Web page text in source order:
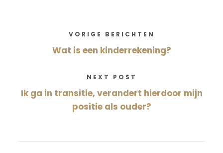
VORIGE BERICHTEN
Wat is een kinderrekening?
NEXT POST
Ik ga in transitie, verandert hierdoor mijn
positie als ouder?